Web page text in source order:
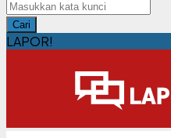
Cari
LAPOR!